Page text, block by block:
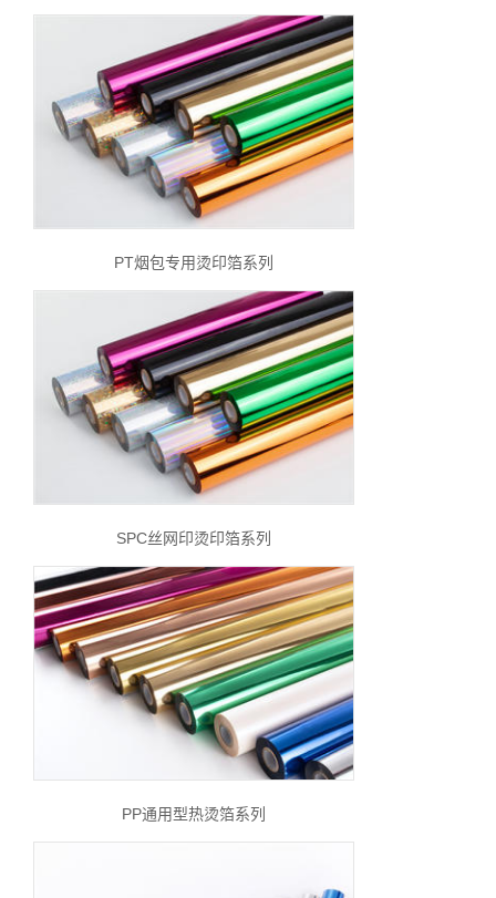
PT烟包专用烫印箔系列
SPC丝网印烫印箔系列
PP通用型热烫箔系列